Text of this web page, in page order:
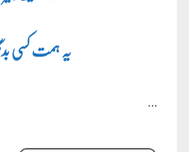
یہ ہمت کسی
…